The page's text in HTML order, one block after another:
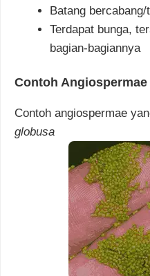
Batang
Terdapat bunga,
bagian-bagiannya
Contoh Angiospermae
Contoh angiospermae
globusa